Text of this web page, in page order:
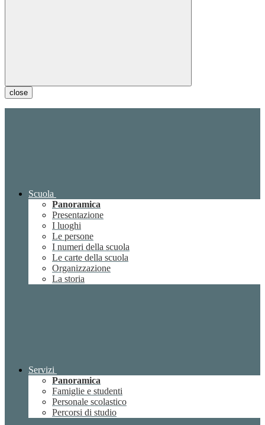
close
Scuola
Panoramica
Presentazione
I luoghi
Le persone
I numeri della scuola
Le carte della scuola
Organizzazione
La storia
Servizi
Panoramica
Famiglie e studenti
Personale scolastico
Percorsi di studio